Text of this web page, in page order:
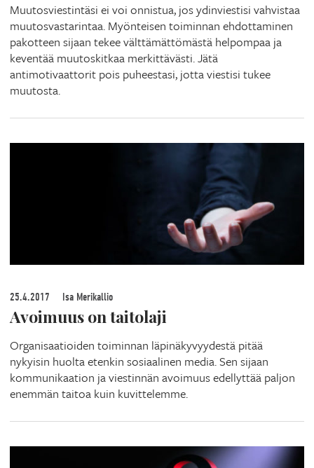
Muutosviestintäsi ei voi onnistua, jos ydinviestisi vahvistaa
muutosvastarintaa. Myönteisen toiminnan ehdottaminen
pakotteen sijaan tekee välttämättömästä helpompaa ja
keventää muutoskitkaa merkittävästi. Jätä
antimotivaattorit pois puheestasi, jotta viestisi tukee
muutosta.
25.4.2017 Isa Merikallio
Avoimuus on taitolaji
Organisaatioiden toiminnan läpinäkyvyydestä pitää
nykyisin huolta etenkin sosiaalinen media. Sen sijaan
kommunikaation ja viestinnän avoimuus edellyttää paljon
enemmän taitoa kuin kuvittelemme.